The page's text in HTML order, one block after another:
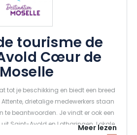
tourisme de
Cœur de
Moselle
tot je beschikking en biedt een breed
drietalige medewerkers staan
te beantwoorden. Je vindt er ook een
Saint-Avold en Lotharingen. Lokale,
Meer lezen